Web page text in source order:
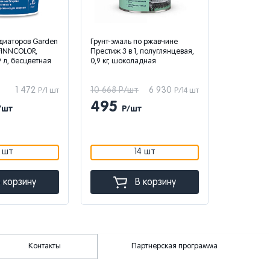
эмаль по ржавчине
3 в 1, полуглянцевая,
кг, шоколадная
6 930 Р/14 шт
668 Р/шт
Грунт-эмаль по ржавчине 3 в 1
Престиж М, полуматовая, 1,9 кг,
зеленая
1 752 Р/шт
1 139
Контакты Партнерская программа